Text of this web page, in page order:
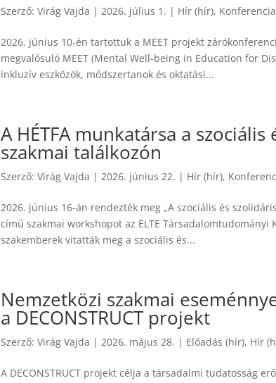
Szerző:Virág Vajda |2026. július 1. | Hír (hír),
2026. június 10-én tartottuk a MEET projekt
megvalósuló MEET (Mental Well-being in Education for
inkluzív eszközök, módszertanok és oktatási...
A HÉTFA munkatársa a
szakmai találkozón
Szerző:Virág Vajda |2026. június 22. | Hír (hír),
2026. június 16-án rendezték meg „A szociális és
című szakmai workshopot az ELTE
szakemberek vitatták meg a szociális és...
Nemzetközi szakmai
a DECONSTRUCT projekt
Szerző:Virág Vajda |2026. május 28. | Előadás (hír), Hír
A DECONSTRUCT projekt célja a társadalmi tudatosság